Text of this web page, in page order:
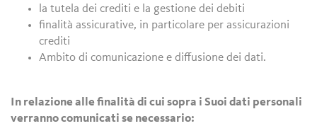
la tutela dei crediti e la gestione dei debiti
finalità assicurative, in particolare per assicurazioni
crediti
Ambito di comunicazione e diffusione dei dati.
In relazione alle finalità di cui sopra i Suoi dati personali
verranno comunicati se necessario: